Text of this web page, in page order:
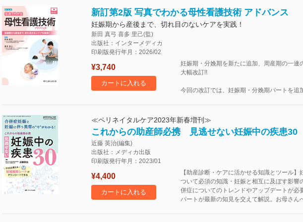
新訂第2版 写真でわかる母性看護技術 アドバンス
妊娠期から産後まで、切れ目のないケアを実践！
新田 真弓 喜多 里己(監)
出版社：インターメディカ
印刷版発行年月：2026/02
¥3,740
カートに入れる
妊娠期・分娩期を新たに追加、周産期の一連
大幅改訂!!
今回の改訂では、妊娠期・分娩期パートを追
≪ペリネイタルケア2023年新春増刊≫
これからの助産師必携 見逃せない妊娠中の疾患30
近藤 英治(編集)
出版社：メディカ出版
印刷版発行年月：2023/01
¥4,400
カートに入れる
【助産診断・ケアに活かせる知識とツール】
ついて必須の知識・妊娠と相互に及ぼす影響
併症についてのトレンドやアップデートが必
パートが最新の知見を交えて解説。お母さん